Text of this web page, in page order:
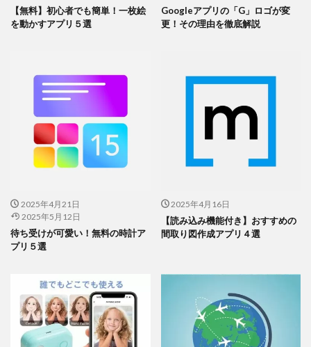
縦書きできるソフトって？
縦書きに対応しているソフトはけっこうあるんです！パソコンで
縦書き文書を作りたいときに便利なものをいくつか紹介します。
まずおすすめしたいのが「TATEditor（Windows/Mac/Ubuntu対
【無料】初心者でも簡単！一枚絵
を動かすアプリ５選
Googleアプリの「G」ロゴが変
更！その理由を徹底解説
2025年4月21日
2025年5月12日
待ち受けが可愛い！無料の時計ア
プリ５選
2025年4月16日
【読み込み機能付き】おすすめの
間取り図作成アプリ４選